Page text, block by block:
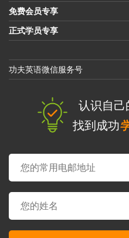
免费会员专享
正式学员专享
功夫英语微信服务号
认识自己
找到成功